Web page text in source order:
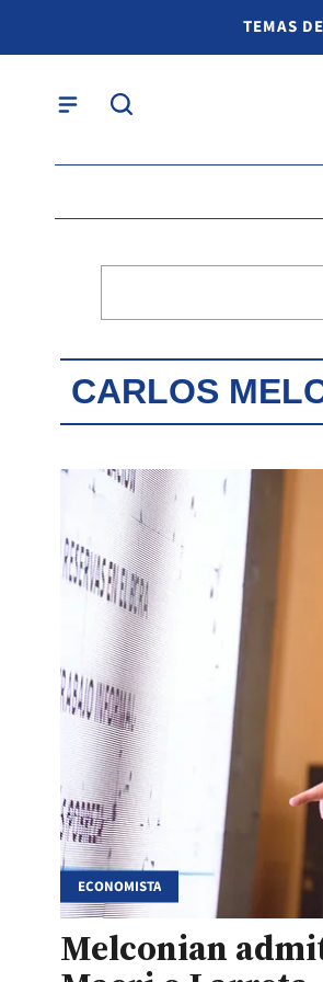
TEMAS
CARLOS
ECONOMISTA
Melconian